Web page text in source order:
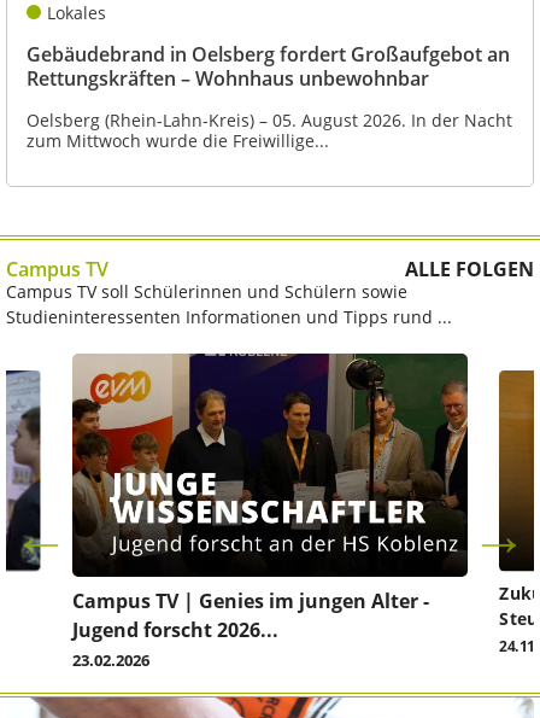
Lokales
Gebäudebrand in Oelsberg fordert Großaufgebot an
Rettungskräften – Wohnhaus unbewohnbar
Oelsberg (Rhein-Lahn-Kreis) – 05. August 2026. In der Nacht
zum Mittwoch wurde die Freiwillige...
Campus TV ALLE FOLGEN
Campus TV soll Schülerinnen und Schülern sowie
Studieninteressenten Informationen und Tipps rund ...
Campus TV | Genies im jungen Alter -
Jugend forscht 2026...
23.02.2026